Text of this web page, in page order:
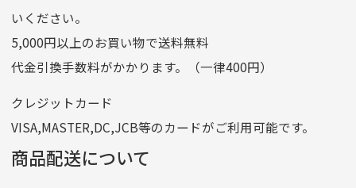
ゆうちょ間
記号
14710
他銀行から
店名
四七八（読みヨンナナハチ）
店番
478
いください。
5,000円以上のお買い物で送料無料
代金引換手数料がかかります。（一律400円）
クレジットカード
VISA,MASTER,DC,JCB等のカードがご利用可能です。
商品配送について